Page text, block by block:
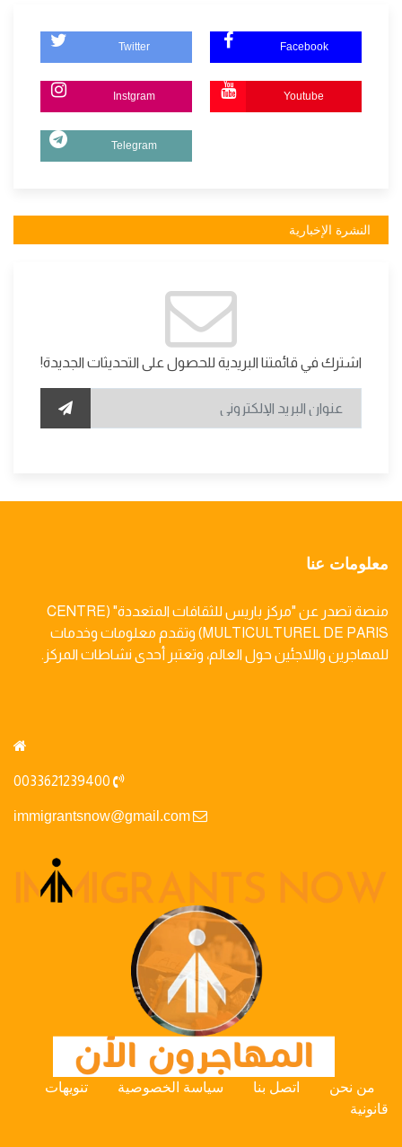
Twitter Facebook
Instgram Youtube
Telegram
النشرة الإخبارية
اشترك في قائمتنا البريدية للحصول على التحديثات الجديدة!
معلومات عنا
منصة تصدر عن "مركز باريس للثقافات المتعددة" (CENTRE
MULTICULTUREL DE PARIS) وتقدم معلومات وخدمات
للمهاجرين واللاجئين حول العالم، وتعتبر أحدى نشاطات المركز.
immigrantsnow@gmail.com
من نحن اتصل بنا سياسة الخصوصية
تنويهات
قانونية